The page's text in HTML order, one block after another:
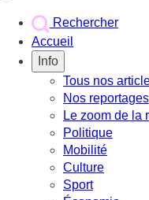
Rechercher
Accueil
Info
Tous nos
Nos reportages
Le zoom de la
Politique
Mobilité
Culture
Sport